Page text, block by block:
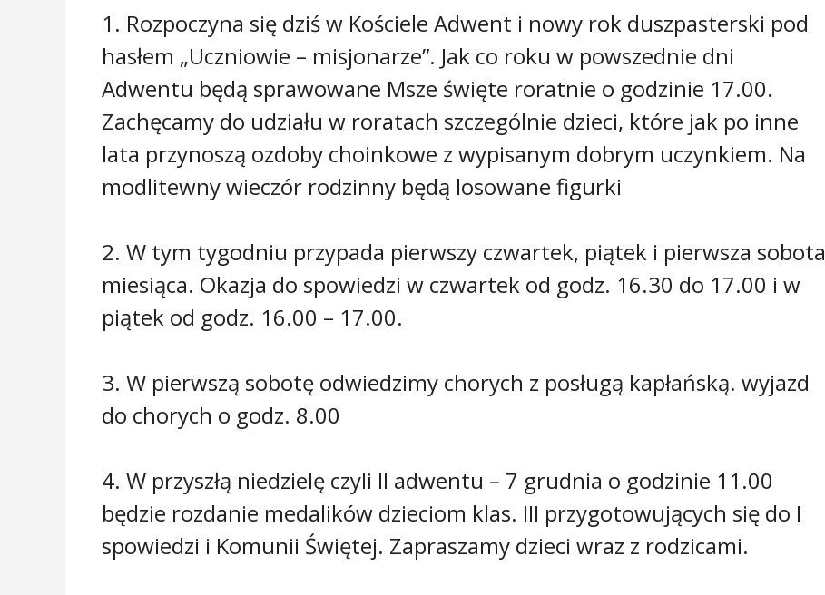
1. Rozpoczyna się dziś w Kościele Adwent i nowy rok duszpasterski pod
hasłem „Uczniowie – misjonarze”. Jak co roku w powszednie dni
Adwentu będą sprawowane Msze święte roratnie o godzinie 17.00.
Zachęcamy do udziału w roratach szczególnie dzieci, które jak po inne
lata przynoszą ozdoby choinkowe z wypisanym dobrym uczynkiem. Na
modlitewny wieczór rodzinny będą losowane figurki
2. W tym tygodniu przypada pierwszy czwartek, piątek i pierwsza sobota
miesiąca. Okazja do spowiedzi w czwartek od godz. 16.30 do 17.00 i w
piątek od godz. 16.00 – 17.00.
3. W pierwszą sobotę odwiedzimy chorych z posługą kapłańską. wyjazd
do chorych o godz. 8.00
4. W przyszłą niedzielę czyli II adwentu – 7 grudnia o godzinie 11.00
będzie rozdanie medalików dzieciom klas. III przygotowujących się do I
spowiedzi i Komunii Świętej. Zapraszamy dzieci wraz z rodzicami.